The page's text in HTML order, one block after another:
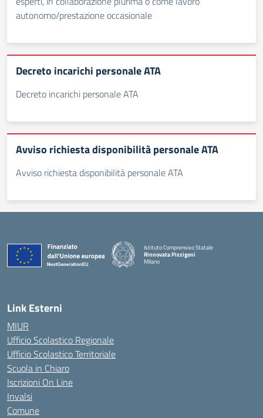
autonomo/prestazione occasionale
Decreto incarichi personale ATA
Decreto incarichi personale ATA
Avviso richiesta disponibilità personale ATA
Avviso richiesta disponibilità personale ATA
Istituto Comprensivo Statale
Rinnovata Pizzigoni
Milano
Link Esterni
MIUR
Ufficio Scolastico Regionale
Ufficio Scolastico Territoriale
Scuola in Chiaro
Iscrizioni On Line
Invalsi
Comune